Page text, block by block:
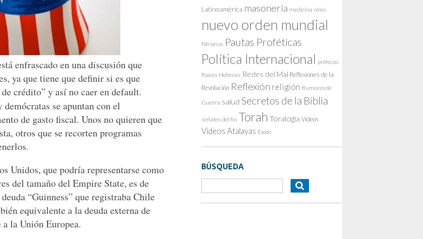
enfrascado en una discusión que
ya que tiene que definir si es que
crédito” y así no caer en default.
demócratas se apuntan con el
de gasto fiscal. Unos no quieren que
otros que se recorten programas
Unidos, que podría representarse como
del tamaño del Empire State, es de
“Guinness” que registraba Chile
equivalente a la deuda externa de
la Unión Europea.
Latinoamérica masonería medicina niños
nuevo orden mundial
Patriarcas Pautas Proféticas
Política Internacional profecías
Raíces Hebreas Redes del Mal Reflexiones de la
Revolución Reflexión religión Rumores de
Guerra salud Secretos de la Biblia
señales del fin Torah Toralogía Videos
Videos Atalayas Éxodo
BÚSQUEDA